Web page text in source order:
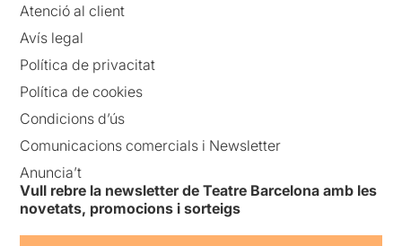
Atenció al client
Avís legal
Política de privacitat
Política de cookies
Condicions d’ús
Comunicacions comercials i Newsletter
Anuncia’t
Vull rebre la newsletter de Teatre Barcelona amb les
novetats, promocions i sorteigs